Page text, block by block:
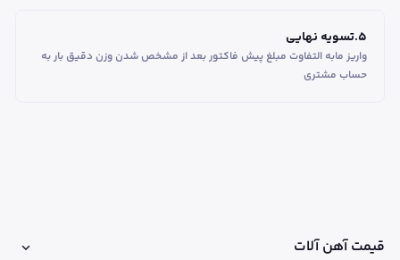
5
.تسویه نهایی
واریز مابه التفاوت مبلغ پیش فاکتور بعد از مشخص شدن وزن دقیق بار به
حساب مشتری
قیمت آهن آلات